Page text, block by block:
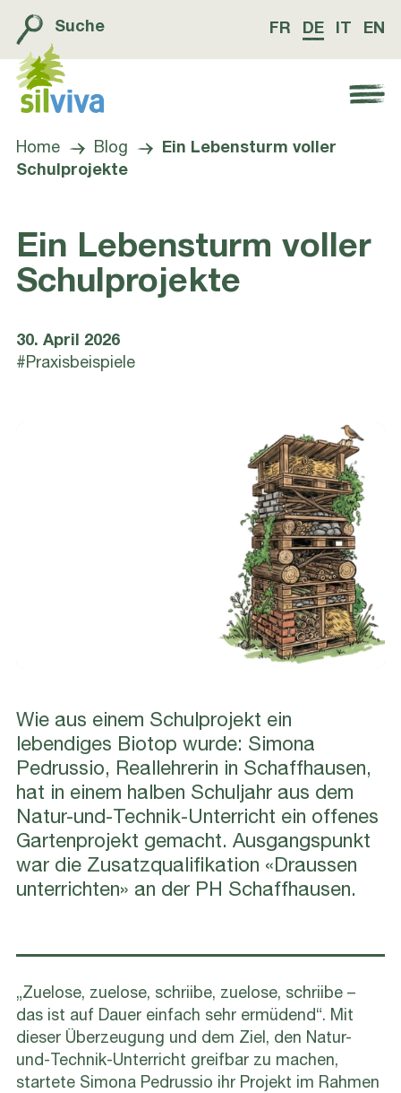
Suche FR DE EN
Navigation öffnen bzw. schliessen
Home Blog
Ein Lebensturm voller
Schulprojekte
Ein Lebensturm voller
Schulprojekte
30. April 2026
#Praxisbeispiele
Wie aus einem Schulprojekt ein
lebendiges Biotop wurde: Simona
Pedrussio, Reallehrerin in Schaffhausen,
hat in einem halben Schuljahr aus dem
Natur-und-Technik-Unterricht ein offenes
Gartenprojekt gemacht. Ausgangspunkt
war die Zusatzqualifikation «Draussen
unterrichten» an der PH Schaffhausen.
„Zuelose, zuelose, schriibe, zuelose, schriibe –
das ist auf Dauer einfach sehr ermüdend“. Mit
dieser Überzeugung und dem Ziel, den Natur-
und-Technik-Unterricht greifbar zu machen,
startete Simona Pedrussio ihr Projekt im Rahmen